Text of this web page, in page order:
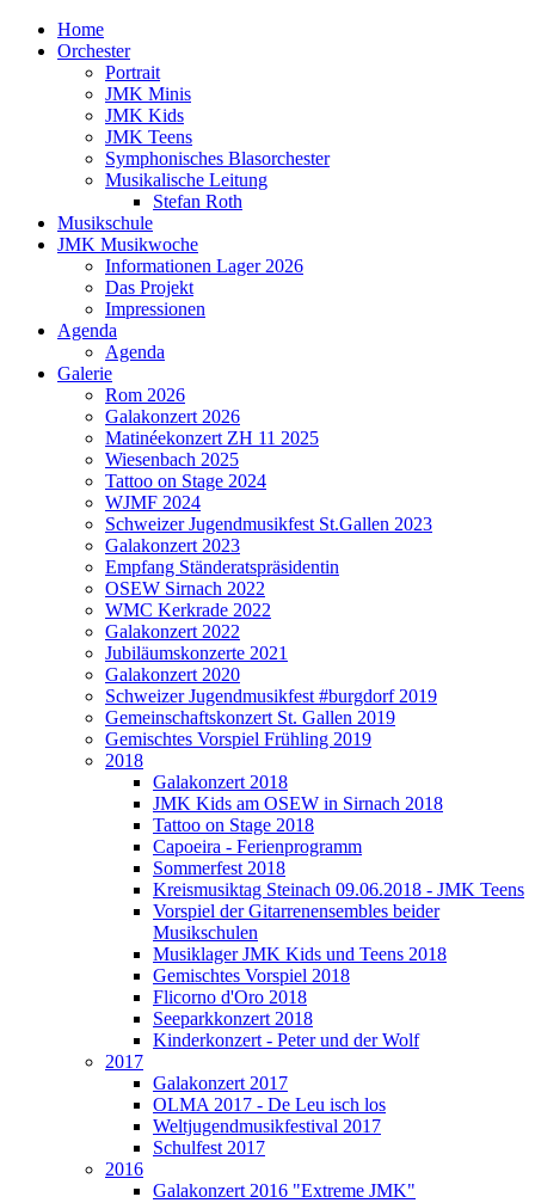
Home
Orchester
Portrait
JMK Minis
JMK Kids
JMK Teens
Symphonisches Blasorchester
Musikalische Leitung
Stefan Roth
Musikschule
JMK Musikwoche
Informationen Lager 2026
Das Projekt
Impressionen
Agenda
Agenda
Galerie
Rom 2026
Galakonzert 2026
Matinéekonzert ZH 11 2025
Wiesenbach 2025
Tattoo on Stage 2024
WJMF 2024
Schweizer Jugendmusikfest St.Gallen 2023
Galakonzert 2023
Empfang Ständeratspräsidentin
OSEW Sirnach 2022
WMC Kerkrade 2022
Galakonzert 2022
Jubiläumskonzerte 2021
Galakonzert 2020
Schweizer Jugendmusikfest #burgdorf 2019
Gemeinschaftskonzert St. Gallen 2019
Gemischtes Vorspiel Frühling 2019
2018
Galakonzert 2018
JMK Kids am OSEW in Sirnach 2018
Tattoo on Stage 2018
Capoeira - Ferienprogramm
Sommerfest 2018
Kreismusiktag Steinach 09.06.2018 - JMK Teens
Vorspiel der Gitarrenensembles beider
Musikschulen
Musiklager JMK Kids und Teens 2018
Gemischtes Vorspiel 2018
Flicorno d'Oro 2018
Seeparkkonzert 2018
Kinderkonzert - Peter und der Wolf
2017
Galakonzert 2017
OLMA 2017 - De Leu isch los
Weltjugendmusikfestival 2017
Schulfest 2017
2016
Galakonzert 2016 "Extreme JMK"